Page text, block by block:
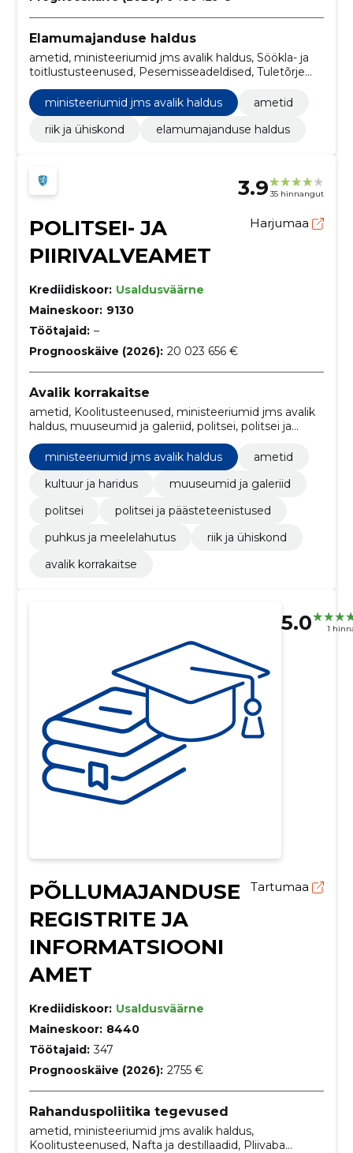
Elamumajanduse haldus
ametid, ministeeriumid jms avalik haldus, Söökla- ja
toitlustusteenused, Pesemisseadeldised, Tuletõrje
häiresüsteemi paigaldustööd, Teetööd,
Sotsiaalteenuste hoonete ehitustööd,
õigusteenused, hoone viimistlustööd, Koolimajade
ehitustööd
ministeeriumid jms avalik haldus
ametid
riik ja ühiskond
elamumajanduse haldus
3.9 35 hinnangut
POLITSEI- JA
PIIRIVALVEAMET
Harjumaa
Krediidiskoor: Usaldusväärne
Maineskoor: 9130
Töötajaid: –
Prognooskäive (2026): 20 023 656 €
Avalik korrakaitse
ametid, Koolitusteenused, ministeeriumid jms avalik
haldus, muuseumid ja galeriid, politsei, politsei ja
päästeteenistused, Kütteõlid, Pliibensiin, Nafta ja
destillaadid, Lennukipetrool
ministeeriumid jms avalik haldus
ametid
kultuur ja haridus
muuseumid ja galeriid
politsei
politsei ja päästeteenistused
puhkus ja meelelahutus
riik ja ühiskond
avalik korrakaitse
5.0 1
PÕLLUMAJANDUSE
REGISTRITE JA
INFORMATSIOONI
AMET
Tartumaa
Krediidiskoor: Usaldusväärne
Maineskoor: 8440
Töötajaid: 347
Prognooskäive (2026): 2755 €
Rahanduspoliitika tegevused
ametid, ministeeriumid jms avalik haldus,
Koolitusteenused, Nafta ja destillaadid, Pliivaba